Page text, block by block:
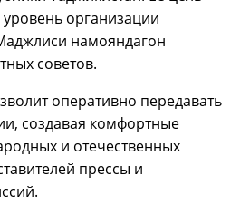
организации
намояндагон
советов.
оперативно передавать
создавая комфортные
и отечественных
прессы и